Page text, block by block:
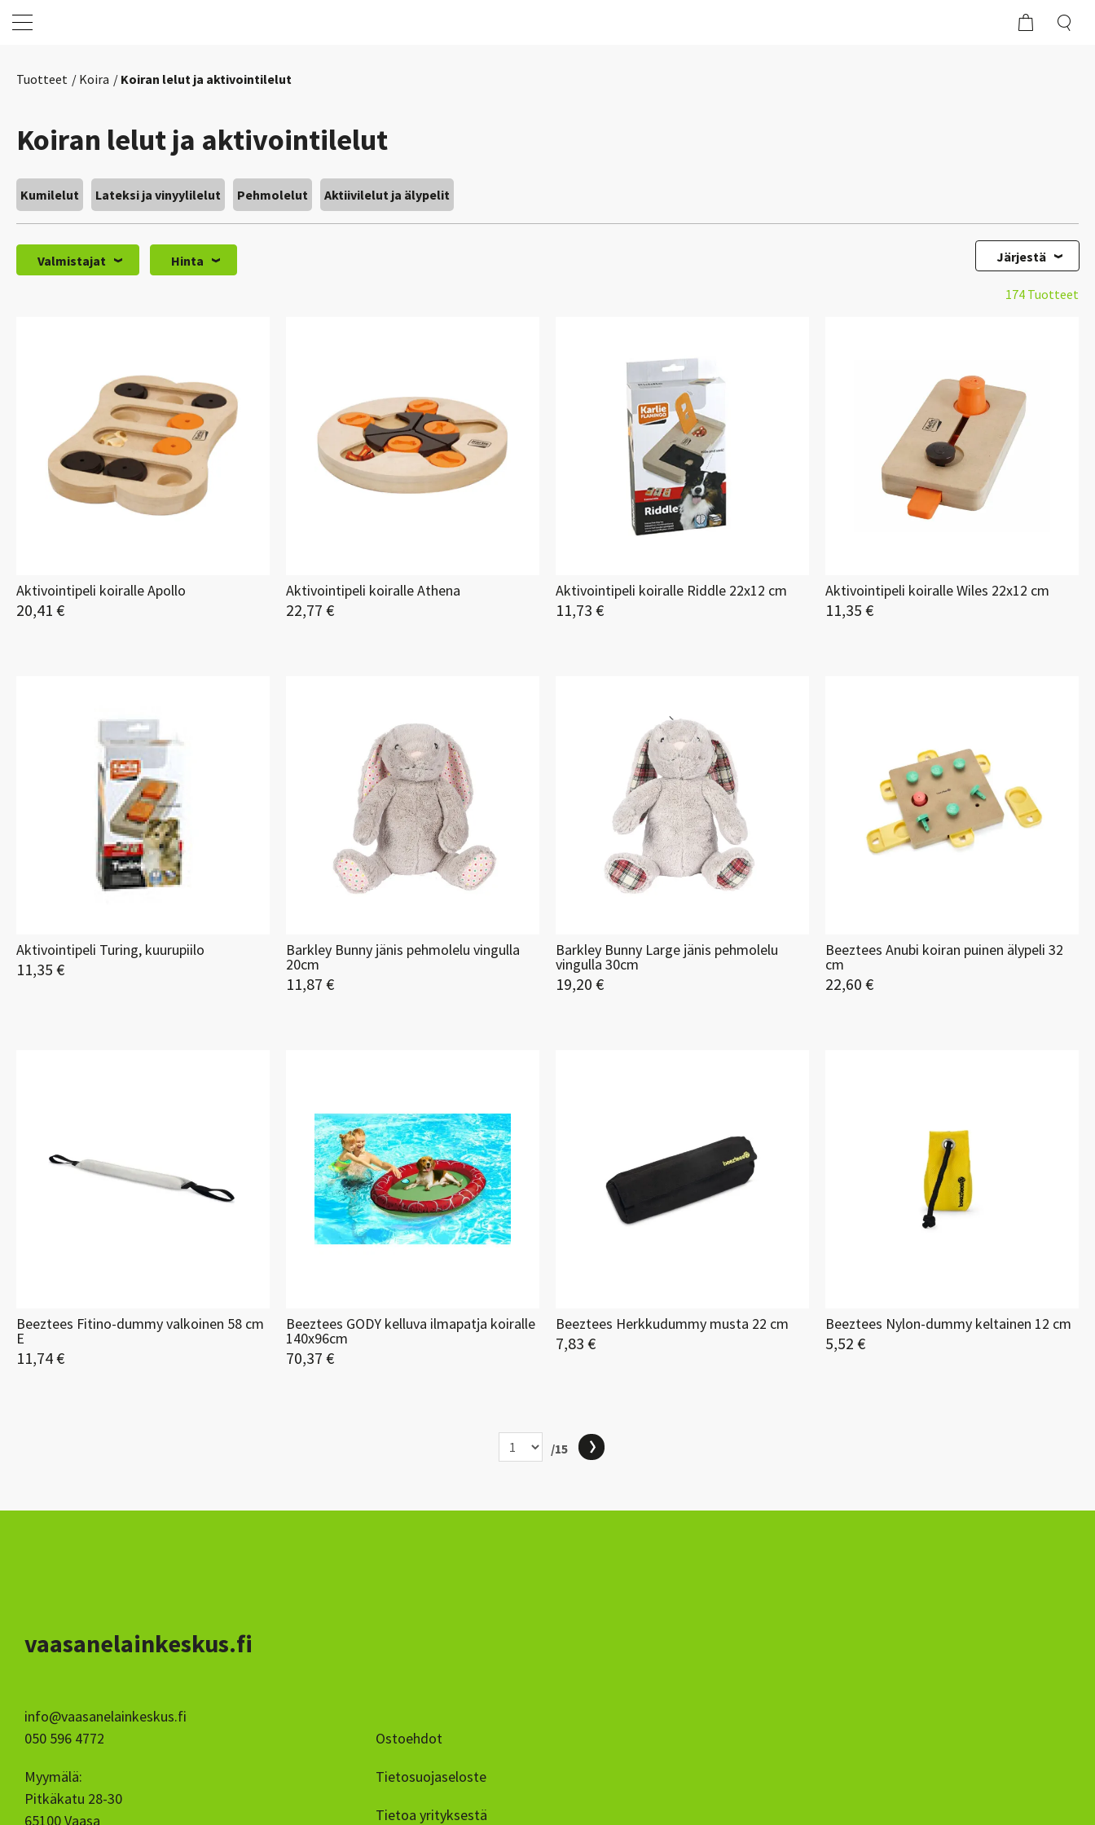
Tuotteet Koira Koiran lelut ja aktivointilelut
Koiran lelut ja aktivointilelut
Kumilelut Lateksi ja vinyylilelut Pehmolelut Aktiivilelut ja älypelit
Järjestä
Valmistajat Hinta
174 Tuotteet
Aktivointipeli koiralle Apollo
20,41 €
Aktivointipeli koiralle Athena
22,77 €
Aktivointipeli koiralle Riddle 22x12 cm
11,73 €
Aktivointipeli koiralle Wiles 22x12 cm
11,35 €
Aktivointipeli Turing, kuurupiilo
11,35 €
Barkley Bunny jänis pehmolelu vingulla
20cm
11,87 €
Barkley Bunny Large jänis pehmolelu
vingulla 30cm
19,20 €
Beeztees Anubi koiran puinen älypeli 32
cm
22,60 €
Beeztees Fitino-dummy valkoinen 58 cm
E
11,74 €
Beeztees GODY kelluva ilmapatja koiralle
140x96cm
70,37 €
Beeztees Herkkudummy musta 22 cm
7,83 €
Beeztees Nylon-dummy keltainen 12 cm
5,52 €
/15
vaasanelainkeskus.fi
info@vaasanelainkeskus.fi
050 596 4772
Myymälä:
Pitkäkatu 28-30
65100 Vaasa
Ostoehdot
Tietosuojaseloste
Tietoa yrityksestä